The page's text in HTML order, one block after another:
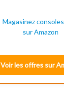
Voir les offres sur